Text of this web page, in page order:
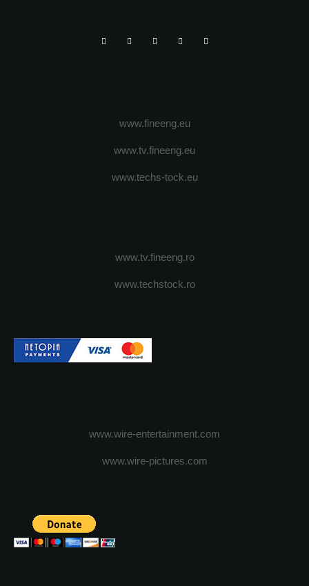
www.fineeng.eu
www.tv.fineeng.eu
www.techs-tock.eu
www.tv.fineeng.ro
www.techstock.ro
www.wire-entertainment.com
www.wire-pictures.com